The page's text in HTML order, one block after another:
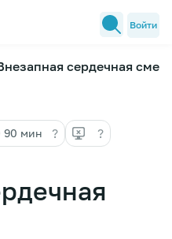
Войти
сердечная
90 мин ? ?